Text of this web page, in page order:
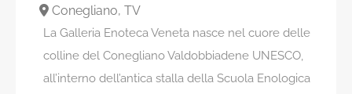
Conegliano, TV
La Galleria Enoteca Veneta nasce nel cuore delle
colline del Conegliano Valdobbiadene UNESCO,
all’interno dell’antica stalla della Scuola Enologica